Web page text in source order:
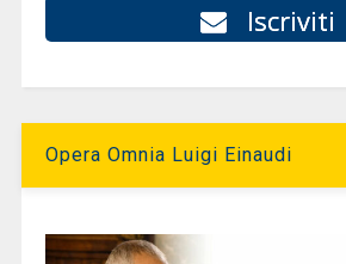
Iscriviti
Opera Omnia Luigi Einaudi